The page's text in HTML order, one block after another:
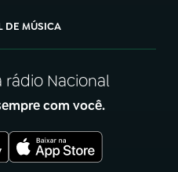
DE MÚSICA
rádio Nacional
com você.